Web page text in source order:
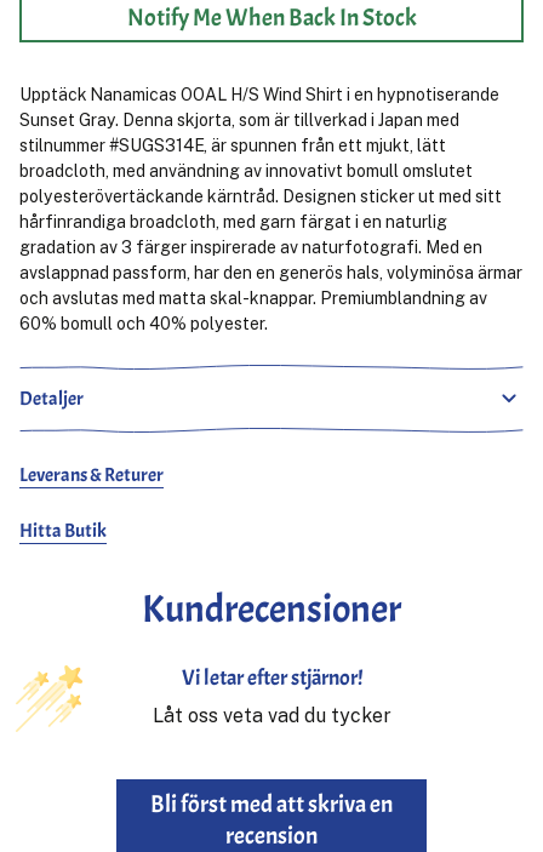
Notify Me When Back In Stock
Upptäck Nanamicas OOAL H/S Wind Shirt i en hypnotiserande
Sunset Gray. Denna skjorta, som är tillverkad i Japan med
stilnummer #SUGS314E, är spunnen från ett mjukt, lätt
broadcloth, med användning av innovativt bomull omslutet
polyesterövertäckande kärntråd. Designen sticker ut med sitt
hårfinrandiga broadcloth, med garn färgat i en naturlig
gradation av 3 färger inspirerade av naturfotografi. Med en
avslappnad passform, har den en generös hals, volyminösa ärmar
och avslutas med matta skal-knappar. Premiumblandning av
60% bomull och 40% polyester.
Detaljer
Leverans & Returer
Hitta Butik
Kundrecensioner
Vi letar efter stjärnor!
Låt oss veta vad du tycker
Bli först med att skriva en
recension